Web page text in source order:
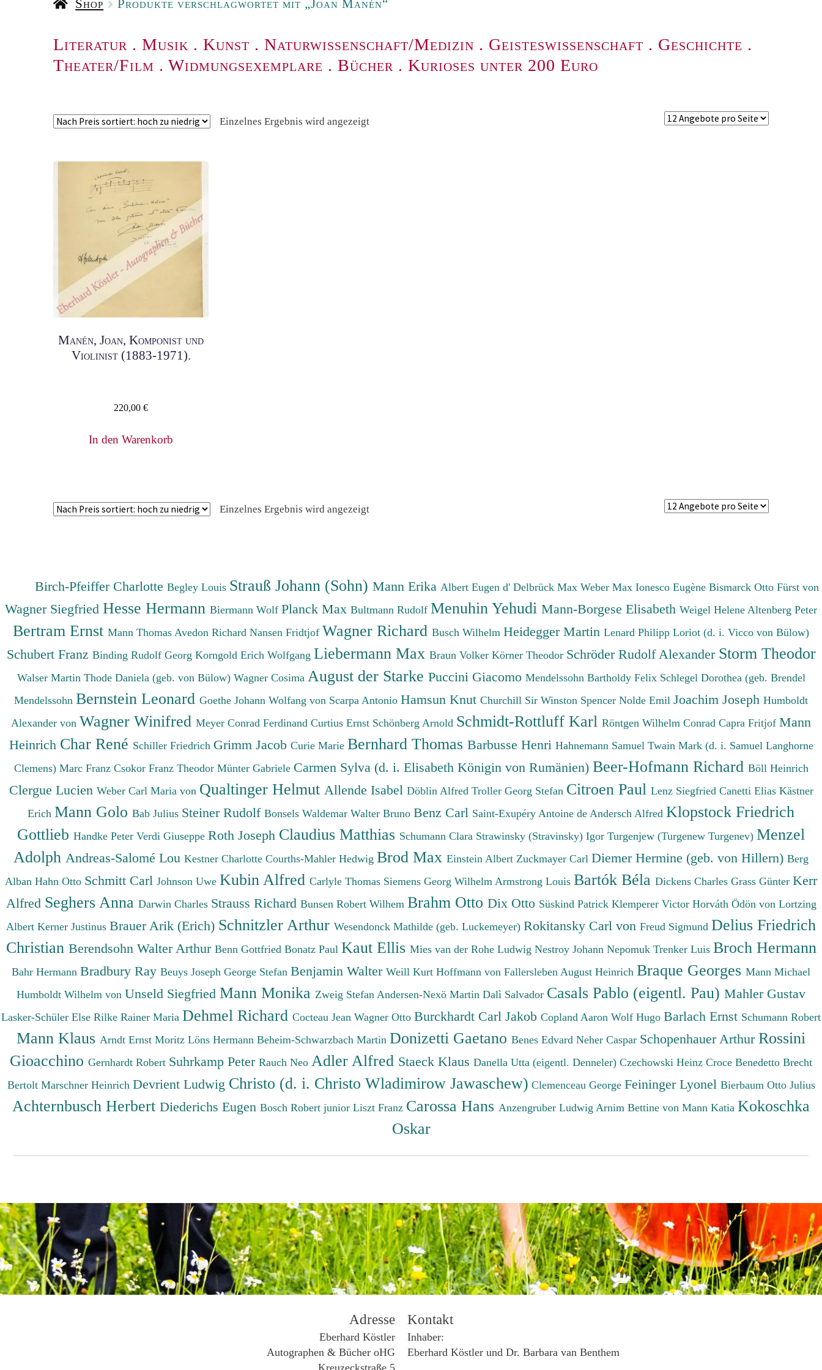
Shop Produkte verschlagwortet mit „Joan Manén“
Literatur . Musik . Kunst . Naturwissenschaft/Medizin . Geisteswissenschaft . Geschichte .
Theater/Film . Widmungsexemplare . Bücher . Kurioses unter 200 Euro
Einzelnes Ergebnis wird angezeigt
Manén, Joan, Komponist und
Violinist (1883-1971).
220,00€
In den Warenkorb
Einzelnes Ergebnis wird angezeigt
Birch-Pfeiffer CharlotteBegley Louis Strauß Johann (Sohn)Mann Erika Albert Eugen d'Delbrück MaxWeber MaxIonesco EugèneBismarck Otto Fürst von
Wagner Siegfried Hesse Hermann Biermann Wolf Planck Max Bultmann Rudolf Menuhin Yehudi Mann-Borgese Elisabeth Weigel Helene Altenberg Peter
Bertram Ernst Mann Thomas Avedon Richard Nansen Fridtjof Wagner Richard Busch Wilhelm Heidegger Martin Lenard Philipp Loriot (d. i. Vicco von Bülow)
Schubert Franz Binding Rudolf Georg Korngold Erich Wolfgang Liebermann Max Braun Volker Körner Theodor Schröder Rudolf Alexander Storm Theodor
Walser Martin Thode Daniela (geb. von Bülow) Wagner Cosima August der Starke Puccini Giacomo Mendelssohn Bartholdy Felix Schlegel Dorothea (geb. Brendel
Mendelssohn Bernstein Leonard Goethe Johann Wolfang von Scarpa Antonio Hamsun Knut Churchill Sir Winston Spencer Nolde Emil Joachim Joseph Humboldt
Alexander von Wagner Winifred Meyer Conrad Ferdinand Curtius Ernst Schönberg Arnold Schmidt-Rottluff Karl Röntgen Wilhelm Conrad Capra Fritjof Mann
Heinrich Char René Schiller Friedrich Grimm Jacob Curie Marie Bernhard Thomas Barbusse Henri Hahnemann Samuel Twain Mark (d. i. Samuel Langhorne
Clemens) Marc Franz Csokor Franz Theodor Münter Gabriele Carmen Sylva (d. i. Elisabeth Königin von Rumänien) Beer-Hofmann Richard Böll Heinrich
Clergue Lucien Weber Carl Maria von Qualtinger Helmut Allende Isabel Döblin Alfred Troller Georg Stefan Citroen Paul Lenz Siegfried Canetti Elias Kästner
Erich Mann Golo Bab Julius Steiner Rudolf Bonsels Waldemar Walter Bruno Benz Carl Saint-Exupéry Antoine de Andersch Alfred Klopstock Friedrich
Gottlieb Handke Peter Verdi Giuseppe Roth Joseph Claudius Matthias Schumann Clara Strawinsky (Stravinsky) Igor Turgenjew (Turgenew Turgenev) Menzel
Adolph Andreas-Salomé Lou Kestner Charlotte Courths-Mahler Hedwig Brod Max Einstein Albert Zuckmayer Carl Diemer Hermine (geb. von Hillern) Berg
Alban Hahn Otto Schmitt Carl Johnson Uwe Kubin Alfred Carlyle Thomas Siemens Georg Wilhelm Armstrong Louis Bartók Béla Dickens Charles Grass Günter Kerr
Alfred Seghers Anna Darwin Charles Strauss Richard Bunsen Robert Wilhem Brahm Otto Dix Otto Süskind Patrick Klemperer Victor Horváth Ödön von Lortzing
Albert Kerner Justinus Brauer Arik (Erich) Schnitzler Arthur Wesendonck Mathilde (geb. Luckemeyer) Rokitansky Carl von Freud Sigmund Delius Friedrich
Christian Berendsohn Walter Arthur Benn Gottfried Bonatz Paul Kaut Ellis Mies van der Rohe Ludwig Nestroy Johann Nepomuk Trenker Luis Broch Hermann
Bahr Hermann Bradbury Ray Beuys Joseph George Stefan Benjamin Walter Weill Kurt Hoffmann von Fallersleben August Heinrich Braque Georges Mann Michael
Humboldt Wilhelm von Unseld Siegfried Mann Monika Zweig Stefan Andersen-Nexö Martin Dalì Salvador Casals Pablo (eigentl. Pau) Mahler Gustav
Lasker-Schüler Else Rilke Rainer Maria Dehmel Richard Cocteau Jean Wagner Otto Burckhardt Carl Jakob Copland Aaron Wolf Hugo Barlach Ernst Schumann Robert
Mann Klaus Arndt Ernst Moritz Löns Hermann Beheim-Schwarzbach Martin Donizetti Gaetano Benes Edvard Neher Caspar Schopenhauer Arthur Rossini
Gioacchino Gernhardt Robert Suhrkamp Peter Rauch Neo Adler Alfred Staeck Klaus Danella Utta (eigentl. Denneler) Czechowski Heinz Croce Benedetto Brecht
Bertolt Marschner Heinrich Devrient Ludwig Christo (d. i. Christo Wladimirow Jawaschew) Clemenceau George Feininger Lyonel Bierbaum Otto Julius
Achternbusch Herbert Diederichs Eugen Bosch Robert junior Liszt Franz Carossa Hans Anzengruber Ludwig Arnim Bettine von Mann Katia Kokoschka
Oskar
Adresse
Eberhard Köstler
Autographen & Bücher oHG
Kontakt
Inhaber:
Eberhard Köstler und Dr. Barbara van Benthem